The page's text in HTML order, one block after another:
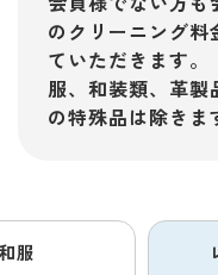
のクリーニング料
ていただきます。
服、和装類、革製
の特殊品は除きま
服